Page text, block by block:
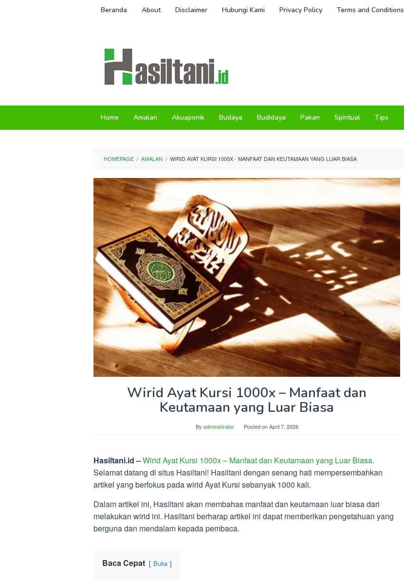
Beranda About Disclaimer Hubungi Kami Privacy Policy Terms and Conditions
Home Amalan Akuaponik Budaya Budidaya Pakan Spiritual Tips
HOMEPAGE / AMALAN / WIRID AYAT KURSI 1000X - MANFAAT DAN KEUTAMAAN YANG LUAR BIASA
Wirid Ayat Kursi 1000x – Manfaat dan
Keutamaan yang Luar Biasa
By administrator Posted onApril 7, 2026
Hasiltani.id –Wirid Ayat Kursi 1000x – Manfaat dan Keutamaan yang Luar Biasa.
Selamat datang di situs Hasiltani! Hasiltani dengan senang hati mempersembahkan
artikel yang berfokus pada wirid Ayat Kursi sebanyak 1000 kali.
Dalam artikel ini, Hasiltani akan membahas manfaat dan keutamaan luar biasa dari
melakukan wirid ini. Hasiltani berharap artikel ini dapat memberikan pengetahuan yang
berguna dan mendalam kepada pembaca.
Baca Cepat Buka